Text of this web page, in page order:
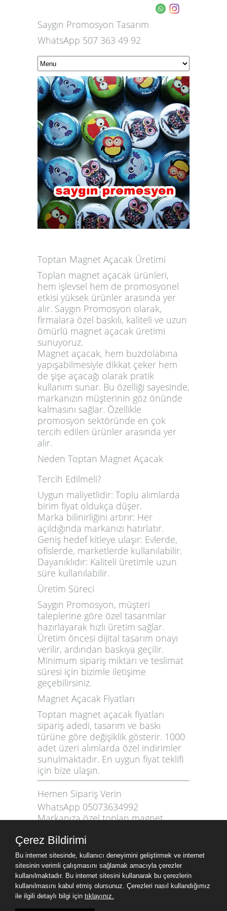
Saygın Promosyon Tasarım
WhatsApp 507 363 49 92
Toptan Magnet Açacak Üretimi
Toplan magnet açacak ürünleri,
hem işlevsel hem de promosyonel
etkisi yüksek ürünler arasında yer
alır. Saygın Promosyon olarak,
firmalara özel baskılı, kaliteli ve uzun
ömürlü magnet açacak üretimi
sunuyoruz.
Magnet açacak, hem buzdolabına
yapışabilmesiyle dikkat çeker hem
de şişe açacağı olarak pratik
kullanım sunar. Bu özelliği sayesinde,
markanızın müşterinin göz önünde
kalmasını sağlar. Özellikle
promosyon sektöründe en çok
tercih edilen ürünler arasında yer
alır.
Neden Toptan Magnet Açacak
Tercih Edilmeli?
Uygun maliyetlidir: Toplu alımlarda
birim fiyat oldukça düşer.
Marka bilinirliğini artırır: Her
açıldığında markanızı hatırlatır.
Geniş hedef kitleye ulaşır: Evlerde,
ofislerde, marketlerde kullanılabilir.
Dayanıklıdır: Kaliteli üretimle uzun
süre kullanılabilir.
Üretim Süreci
Saygın Promosyon, müşteri
taleplerine göre özel tasarımlar
hazırlayarak hızlı üretim sağlar.
Üretim öncesi dijital tasarım onayı
verilir, ardından baskıya geçilir.
Minimum sipariş miktarı ve teslimat
süresi için bizimle iletişime
geçebilirsiniz.
Magnet Açacak Fiyatları
Toptan magnet açacak fiyatları
sipariş adedi, tasarım ve baskı
türüne göre değişiklik gösterir. 1000
adet üzeri alımlarda özel indirimler
sunulmaktadır. En uygun fiyat teklifi
için bize ulaşın.
Hemen Sipariş Verin
WhatsApp 05073634992
Markanıza özeltoplan magnet
geçin. Kalite, hız ve uygun fiyat
Saygın Promosyon’da bir arada!
Çerez Bildirimi
Bu internet sitesinde, kullanıcı deneyimini geliştirmek ve internet
sitesinin verimli çalışmasını sağlamak amacıyla çerezler
kullanılmaktadır. Bu internet sitesini kullanarak bu çerezlerin
kullanılmasını kabul etmiş olursunuz. Çerezleri nasıl kullandığımız
ile ilgili detaylı bilgi için tıklayınız.